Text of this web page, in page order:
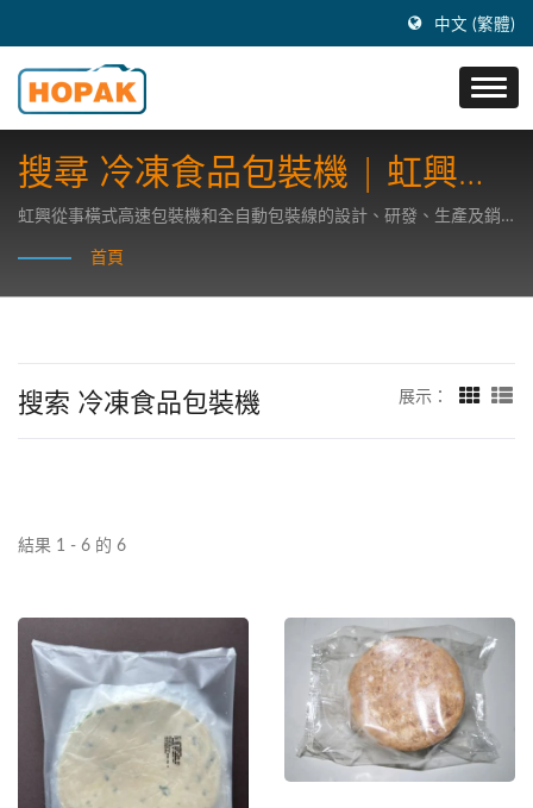
中文 (繁體)
搜尋 冷凍食品包裝機 | 虹興機
械
虹興從事橫式高速包裝機和全自動包裝線的設計、研發、生產及銷
售事業，注重研發高科技包裝機器。
首頁
搜索 冷凍食品包裝機 展示：
結果 1 - 6 的 6